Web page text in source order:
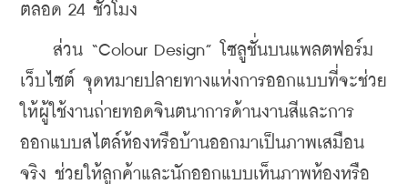
ตลอด 24 ชั่วโมง
ส่วน “Colour Design” โซลูชั่นบนแพลตฟอร์ม
เว็บไซต์ จุดหมายปลายทางแห่งการออกแบบที่จะช่วย
ให้ผู้ใช้งานถ่ายทอดจินตนาการด้านงานสีและการ
ออกแบบสไตล์ห้องหรือบ้านออกมาเป็นภาพเสมือน
จริง ช่วยให้ลูกค้าและนักออกแบบเห็นภาพห้องหรือ